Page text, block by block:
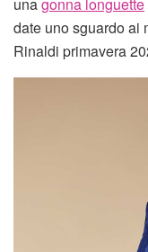
unagonna longuette
date uno sguardo ai
Rinaldi primavera